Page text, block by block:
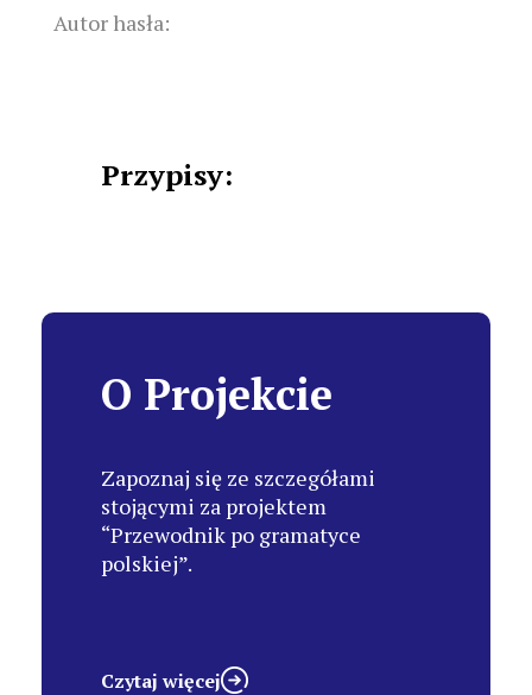
Autor hasła:
Przypisy:
O Projekcie
Zapoznaj się ze szczegółami
stojącymi za projektem
“Przewodnik po gramatyce
polskiej”.
Czytaj więcej